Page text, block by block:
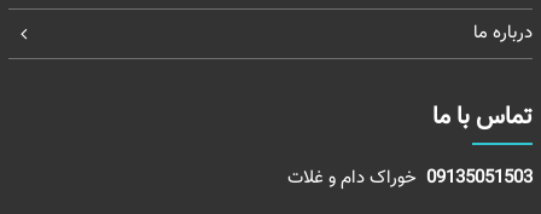
درباره ما
تماس با ما
09135051503خوراک دام و غلات